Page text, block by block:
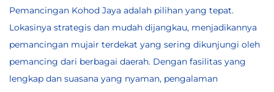
Pemancingan Kohod Jaya adalah pilihan yang tepat.
Lokasinya strategis dan mudah dijangkau, menjadikannya
pemancingan mujair terdekat yang sering dikunjungi oleh
pemancing dari berbagai daerah. Dengan fasilitas yang
lengkap dan suasana yang nyaman, pengalaman